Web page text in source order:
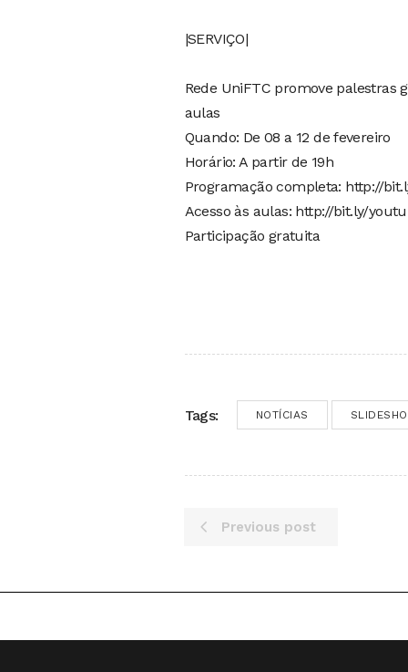
|SERVIÇO|
Rede UniFTC promove palestras
aulas
Quando: De 08 a 12 de fevereiro
Horário: A partir de 19h
Programação completa: http://
Acesso às aulas: http://bit.ly/
Participação gratuita
Tags: NOTÍCIAS
Previous post